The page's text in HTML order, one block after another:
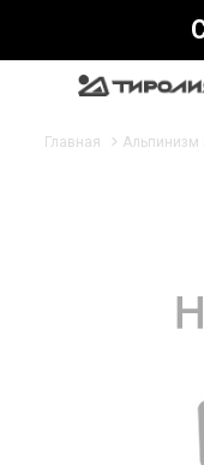
Главная Альпинизм